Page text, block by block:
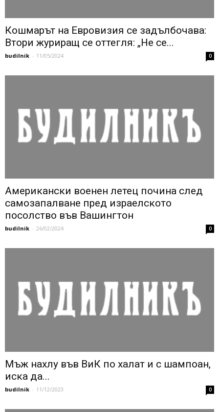
Кошмарът на Евровизия се задълбочава:
Втори журиращ се оттегля: „Не се...
budilnik - 11/05/2024 0
Американски военен летец почина след
самозапалване пред израелското
посолство във Вашингтон
budilnik - 26/02/2024 0
Мъж нахлу във ВиК по халат и с шампоан,
иска да...
budilnik - 11/12/2023 0